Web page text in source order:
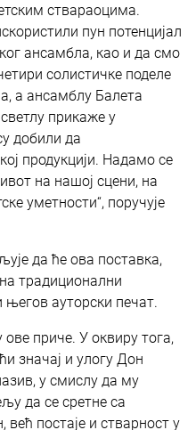
ствараоцима.
пун потенцијал
ансамбла, као и да смо
солистичке поделе
а ансамблу Балета
прикаже у
добили да
продукцији. Надамо се
на нашој сцени, на
уметности“, поручује
да ће ова поставка,
традиционални
ауторски печат.
приче. У оквиру тога,
значај и улогу Дон
у смислу да му
да се сретне са
већ постаје и стварност у